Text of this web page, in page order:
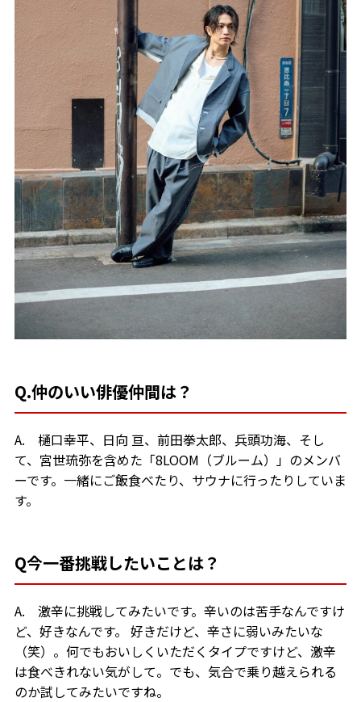
Q.仲のいい俳優仲間は？
A. 樋口幸平、日向 亘、前田拳太郎、兵頭功海、そし
て、宮世琉弥を含めた「8LOOM（ブルーム）」のメンバ
ーです。一緒にご飯食べたり、サウナに行ったりしていま
す。
Q今一番挑戦したいことは？
A. 激辛に挑戦してみたいです。辛いのは苦手なんですけ
ど、好きなんです。 好きだけど、辛さに弱いみたいな
（笑）。何でもおいしくいただくタイプですけど、激辛
は食べきれない気がして。でも、気合で乗り越えられる
のか試してみたいですね。